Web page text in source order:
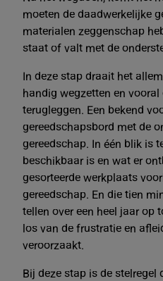
moeten de daadwerkelijke
materialen zeggenschap
staat of valt met de
In deze stap draait het
handig wegzetten en
terugleggen. Een bekend
gereedschapsbord met de
gereedschap. In één blik is
beschikbaar is en wat er
gesorteerde werkplaats
gereedschap. En die tien
tellen over een heel jaar op
los van de frustratie en
veroorzaakt.
Bij deze stap is de